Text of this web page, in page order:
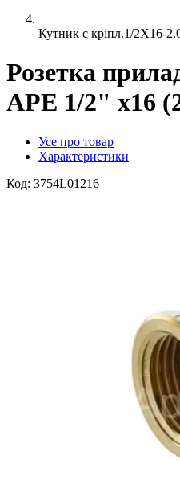
Кутник с кріпл.1/2X16-
Розетка
APE 1/2" х16
Усе про товар
Характеристики
Код: 3754L01216